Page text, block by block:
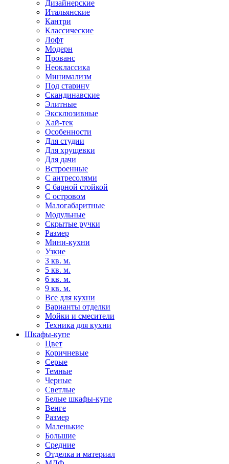
Дизайнерские
Итальянские
Кантри
Классические
Лофт
Модерн
Прованс
Неоклассика
Минимализм
Под старину
Скандинавские
Элитные
Эксклюзивные
Хай-тек
Особенности
Для студии
Для хрущевки
Для дачи
Встроенные
С антресолями
С барной стойкой
С островом
Малогабаритные
Модульные
Скрытые ручки
Размер
Мини-кухни
Узкие
3 кв. м.
5 кв. м.
6 кв. м.
9 кв. м.
Все для кухни
Варианты отделки
Мойки и смесители
Техника для кухни
Шкафы-купе
Цвет
Коричневые
Серые
Темные
Черные
Светлые
Белые шкафы-купе
Венге
Размер
Маленькие
Большие
Средние
Отделка и материал